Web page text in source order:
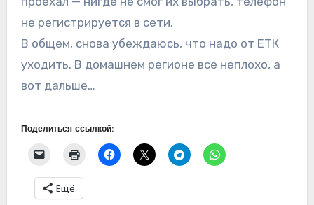
не регистрируется в сети.
В общем, снова убеждаюсь, что надо от ЕТК
уходить. В домашнем регионе все неплохо, а
вот дальше…
Поделиться ссылкой:
Ещё